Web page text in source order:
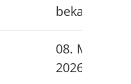
bekannt)
08. März
2026